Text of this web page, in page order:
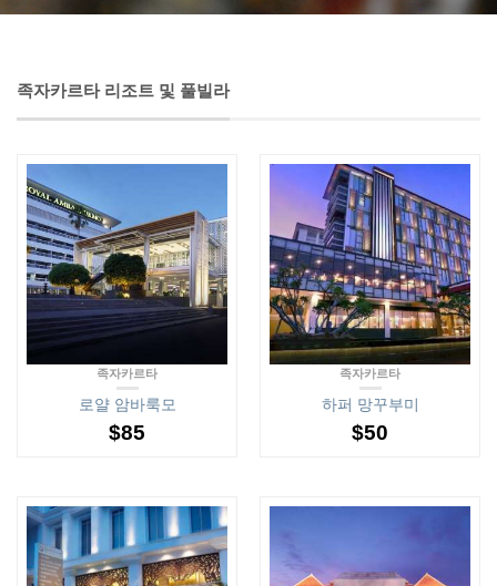
족자카르타 리조트 및 풀빌라
족자카르타
로얄 암바룩모
$85
족자카르타
하퍼 망꾸부미
$50